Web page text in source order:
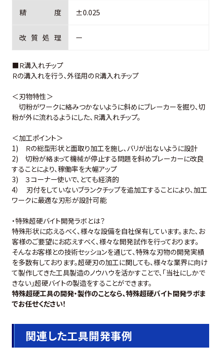
精 度 ±0.025
改 質 処 理 ー
■Ｒ溝入れチップ
Ｒの溝入れを行う、外径用のＲ溝入れチップ
＜刃物特性＞
切粉がワークに絡みつかないように斜めにブレーカーを掘り、切
粉が外に流れるようにした、Ｒ溝入れチップ。
＜加工ポイント＞
1) Ｒの総型形状と面取り加工を施し、バリが出ないように設計
2) 切粉が絡まって機械が停止する問題を斜めブレーカーに改良
することにより、稼働率を大幅アップ
3) ３コーナー使いで、とても経済的
4） 刃付をしていないブランクチップを追加工することにより、加工
ワークに最適な刃形が設計可能
・特殊超硬バイト開発ラボとは？
特殊形状に応えるべく、様々な設備を自社保有しています。また、お
客様のご要望にお応えすべく、様々な開発試作を行っております。
そんなお客様との技術セッションを通じて、特殊な刃物の開発実績
を多数有しております。超硬刃の加工に関しても、様々な業界に向け
て製作してきた工具製造のノウハウを活かすことで、「当社にしかで
きない」超硬バイトの製造をすることができます。
特殊超硬工具の開発・製作のことなら、特殊超硬バイト開発ラボま
でお任せください！
関連した工具開発事例